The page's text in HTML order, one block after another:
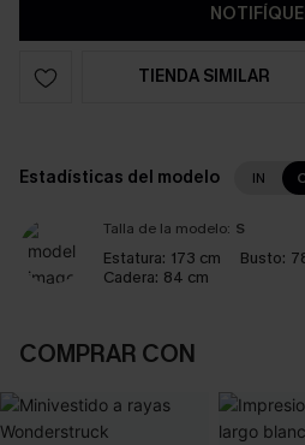
TIENDA SIMILAR
Estadísticas del modelo IN
Talla de la modelo: S
Estatura: 173 cm Busto:
Cadera: 84 cm
COMPRAR CON